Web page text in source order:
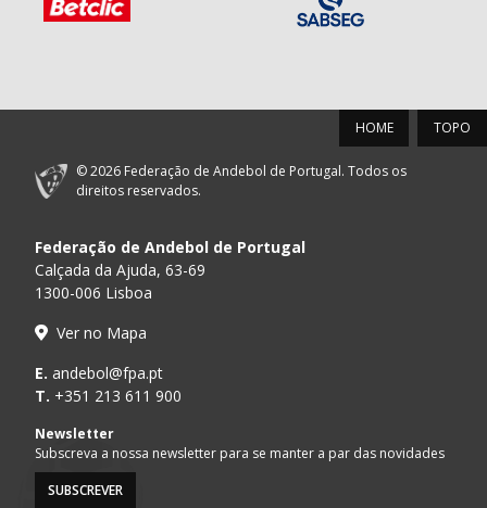
TOPO
HOME
© 2026 Federação de Andebol de Portugal. Todos os
direitos reservados.
Federação de Andebol de Portugal
Calçada da Ajuda, 63-69
1300-006 Lisboa
Ver no Mapa
E. andebol@fpa.pt
T. +351 213 611 900
Newsletter
Subscreva a nossa newsletter para se manter a par das novidades
SUBSCREVER